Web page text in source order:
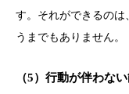
す。それができるの
うまでもありません。
（5）行動が伴わな